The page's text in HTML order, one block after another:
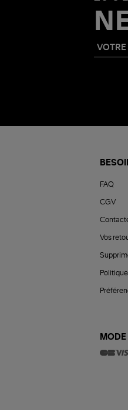
FAQ
CGV
Vos
MODE